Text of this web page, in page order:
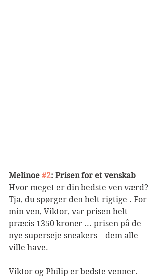
Melinoe #2: Prisen for et venskab
Hvor meget er din bedste ven værd?
Tja, du spørger den helt rigtige . For
min ven, Viktor, var prisen helt
præcis 1350 kroner ... prisen på de
nye superseje sneakers – dem alle
ville have.
Viktor og Philip er bedste venner.